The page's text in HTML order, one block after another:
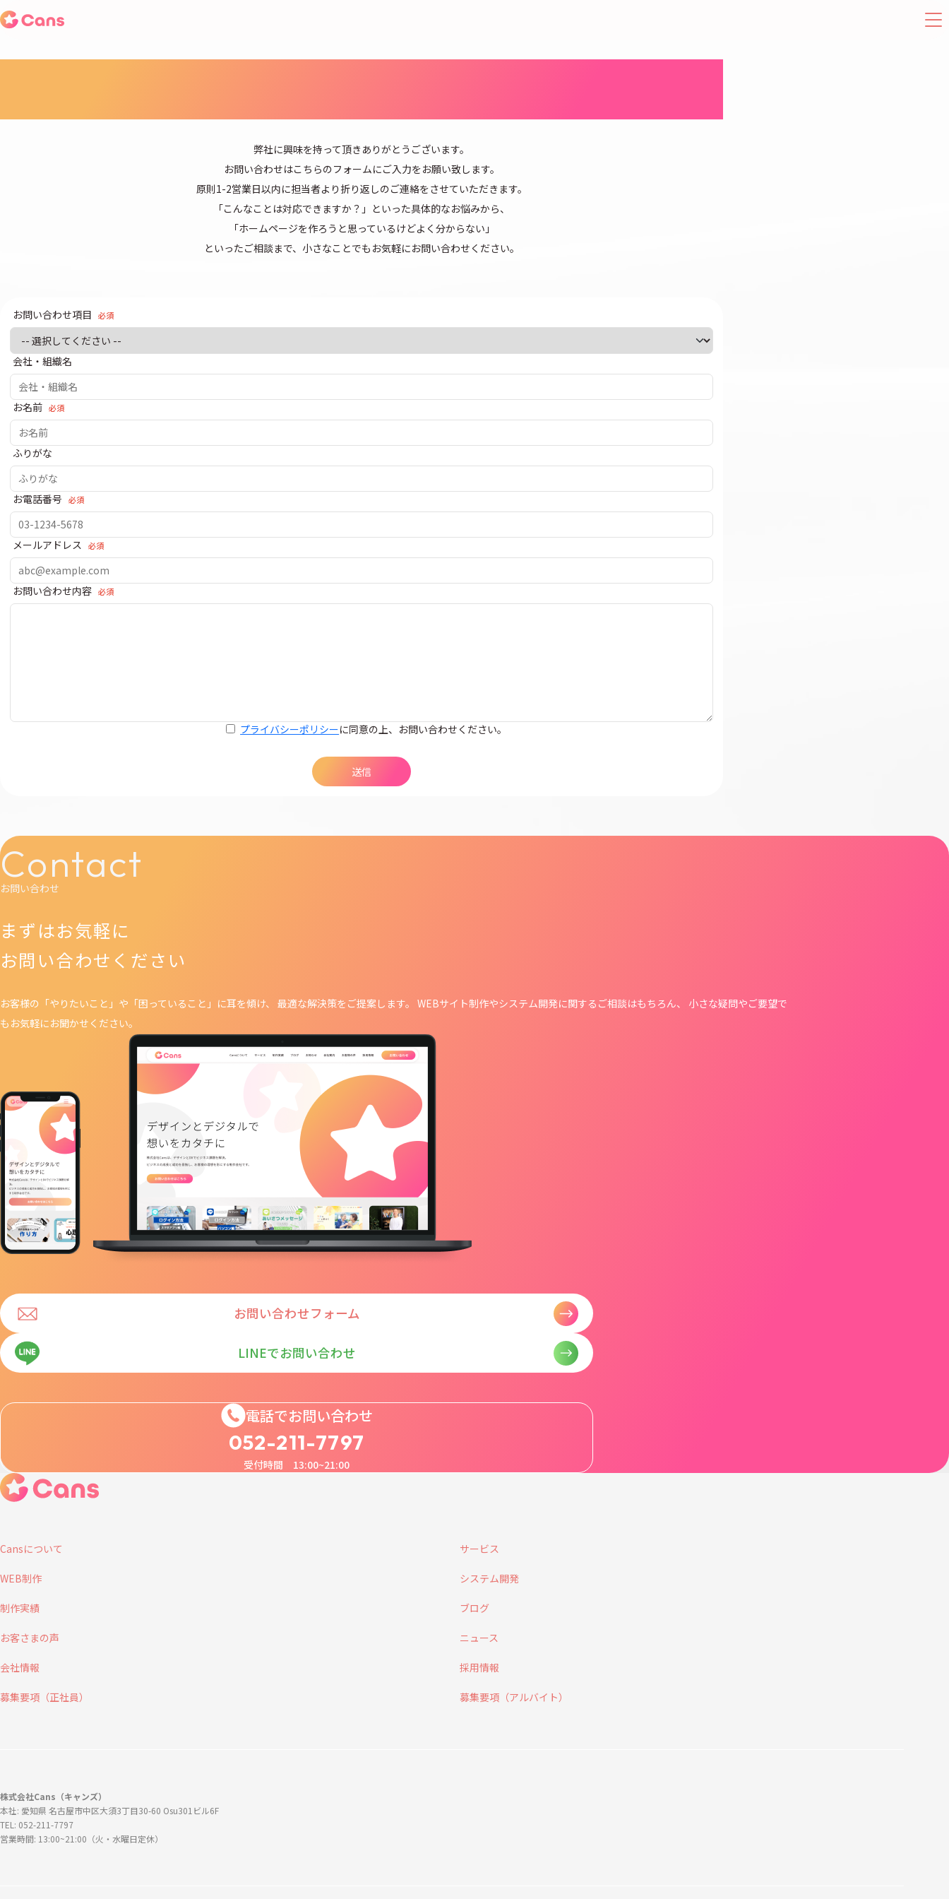
弊社に興味を持って頂きありがとうございます。
お問い合わせはこちらのフォームにご入力をお願い致します。
原則1-2営業日以内に担当者より折り返しのご連絡をさせていただきます。
「こんなことは対応できますか？」といった具体的なお悩みから、
「ホームページを作ろうと思っているけどよく分からない」
といったご相談まで、小さなことでもお気軽にお問い合わせください。
お問い合わせ項目 必須
会社・組織名
お名前 必須
ふりがな
お電話番号 必須
メールアドレス 必須
お問い合わせ内容 必須
プライバシーポリシーに同意の上、お問い合わせください。
Contact
お問い合わせ
まずはお気軽に
お問い合わせください
お客様の「やりたいこと」や「困っていること」に耳を傾け、 最適な解決策をご提案します。 WEBサイト制作やシステム開発に関するご相談はもちろん、 小さな疑問やご要望で
もお気軽にお聞かせください。
お問い合わせフォーム
LINEでお問い合わせ
電話でお問い合わせ
052-211-7797
受付時間 13:00~21:00
Cansについて サービス
WEB制作 システム開発
制作実績 ブログ
お客さまの声 ニュース
会社情報 採用情報
募集要項（正社員） 募集要項（アルバイト）
株式会社Cans（キャンズ）
本社: 愛知県 名古屋市中区大須3丁目30-60 Osu301ビル6F
TEL: 052-211-7797
営業時間: 13:00~21:00（火・水曜日定休）